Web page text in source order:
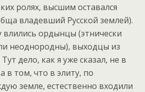
ролях, высшим оставался
владевший Русской землей).
влились ордынцы (этнически
неоднородны), выходцы из
дело, как я уже сказал, не в
в том, что в элиту, по
земле, естественно входили